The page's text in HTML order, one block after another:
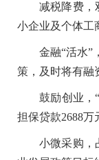
减税降费，双
小企业及个体工
金融“活水”，
策，及时将有融
鼓励创业，“
担保贷款2688万
小微采购，占